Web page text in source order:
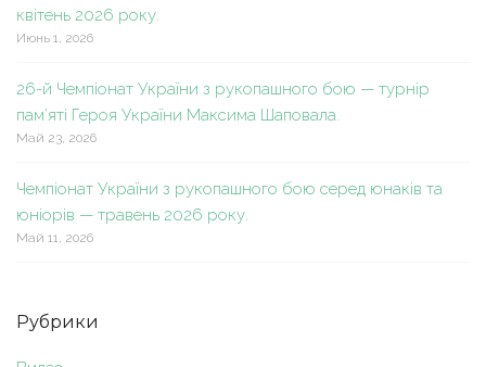
квітень 2026 року.
Июнь 1, 2026
26-й Чемпіонат України з рукопашного бою — турнір
пам’яті Героя України Максима Шаповала.
Май 23, 2026
Чемпіонат України з рукопашного бою серед юнаків та
юніорів — травень 2026 року.
Май 11, 2026
Рубрики